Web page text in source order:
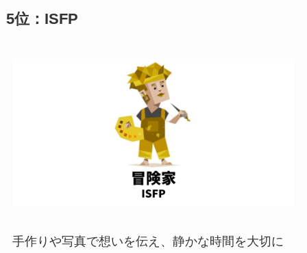
5位：ISFP
手作りや写真で想いを伝え、静かな時間を大切に